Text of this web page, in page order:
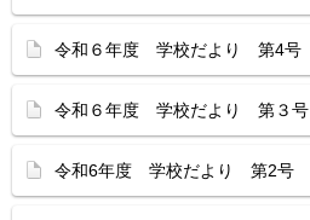
令和６年度 学校だより 第4号
令和６年度 学校だより 第３号
令和6年度 学校だより 第2号